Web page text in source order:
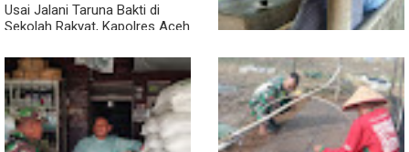
Usai Jalani Taruna Bakti di
Sekolah Rakyat, Kapolres Aceh
Perwira Polri
Sambil Ngopi, Plh. Pasiter
Kodim 0118/Subulussalam
Beri Motivasi Pemuda Calon
Peserta Seleksi Komcad